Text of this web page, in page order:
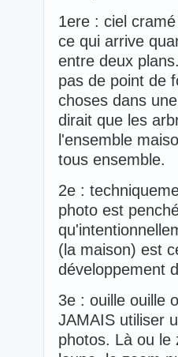
1ere : ciel
ce qui arrive
entre deux
pas de point de
choses dans
dirait que les
l'ensemble
tous ensemble.
2e :
photo est
(la maison) est
développement
3e : ouille ouille
JAMAIS utiliser
photos. Là ou le